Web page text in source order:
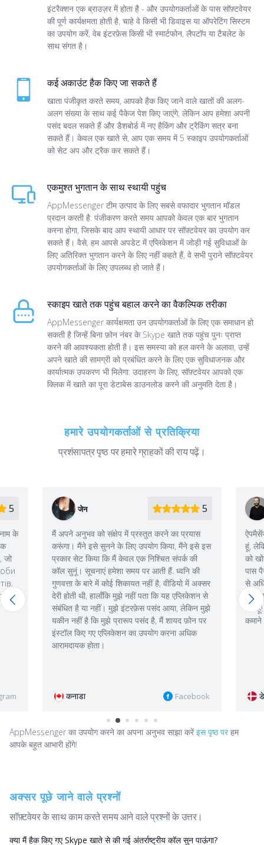
इंटरैक्शन एक ब्राउज़र में होता है - और उपयोगकर्ताओं के पास सॉफ़्टवेयर
की पूर्ण कार्यक्षमता होती है, चाहे वे किसी भी डिवाइस या ऑपरेटिंग सिस्टम
का उपयोग करें, वेब इंटरफ़ेस किसी भी स्मार्टफोन, लैपटॉप या टैबलेट के
साथ संगत है।
कई अकाउंट हैक किए जा सकते हैं
खाता पंजीकृत करते समय, आपको हैक किए जाने वाले खातों की अलग-
अलग संख्या के साथ कई पैकेज पेश किए जाएंगे, लेकिन आप हमेशा अपनी
पसंद बदल सकते हैं और डैशबोर्ड में नए हैकिंग और ट्रैकिंग सत्र बना
सकते हैं। केवल एक खाते से, आप एक समय में 5 स्काइप उपयोगकर्ताओं
को सेट अप और ट्रैक कर सकते हैं।
एकमुश्त भुगतान के साथ स्थायी पहुंच
AppMessenger टीम उत्पाद के लिए सबसे वफादार भुगतान मॉडल
प्रदान करती है: पंजीकरण करते समय आपको केवल एक बार भुगतान
करना होगा, जिसके बाद आप स्थायी आधार पर सॉफ़्टवेयर का उपयोग कर
सकते हैं। वैसे, हम आपसे अपडेट में एप्लिकेशन में जोड़ी गई सुविधाओं के
लिए अतिरिक्त भुगतान करने के लिए नहीं कहते हैं, वे सभी पुराने सॉफ़्टवेयर
उपयोगकर्ताओं के लिए उपलब्ध हो जाते हैं।
स्काइप खाते तक पहुंच बहाल करने का वैकल्पिक तरीका
AppMessenger कार्यक्षमता उन उपयोगकर्ताओं के लिए एक समाधान हो
सकती है जिन्हें बिना फ़ोन नंबर के Skype खाते तक पहुंच पुनः प्राप्त
करने की आवश्यकता होती है। इस समस्या को हल करने के अलावा, उन्हें
अपने खाते की सामग्री को प्रबंधित करने के लिए एक सुविधाजनक और
कार्यात्मक उपकरण भी मिलेगा: उदाहरण के लिए, सॉफ़्टवेयर आपको एक
क्लिक में खाते का पूरा डेटाबेस डाउनलोड करने की अनुमति देता है।
हमारे उपयोगकर्ताओं से प्रतिक्रिया
प्रशंसापत्र पृष्ठ पर हमारे ग्राहकों की राय पढ़ें।
5
करने का प्रयास
किया, मैंने इसे इस
संपर्क की
हैं. ध्वनि की
है, वीडियो में अक्सर
कि यह एप्लिकेशन से
आया, लेकिन मुझे
मैं शायद फ़ोन पर
Facebook
5
ऐपमैसेंजर अभी भी काम करता है, मैं इसे ढूंढना भूल गया
हूं, लेकिन मुझे बस इतना ही याद है। जब तक मैं बीजाणु
को खोजने और खोजने के लिए खड़ा रहता हूं, तब तक मेरे
पास पैसे बचाने के लिए एक वेन होता है-बाद में मैं एक दिन
से अधिक समय तक काम करने और पढ़ने के लिए
माइग्रेशन के लिए तैयार हो गया। ओह हाँ, मैं सिर्फ बचा
रहा हूँ! नहीं, कृपया, AppMessenger, अधिक पैसे
कमाने के लिए :))))
Instagram
AppMessenger का उपयोग करने का अपना अनुभव साझा करें इस पृष्ठ परहम
आपके बहुत आभारी होंगे!
अक्सर पूछे जाने वाले प्रश्नों
सॉफ़्टवेयर के साथ काम करते समय आने वाले प्रश्नों के उत्तर।
क्या मैं हैक किए गए Skype खाते से की गई अंतर्राष्ट्रीय कॉल सुन पाऊंगा?